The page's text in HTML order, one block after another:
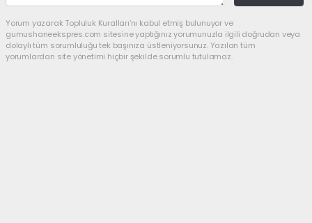
Yorum yazarak Topluluk Kuralları’nı kabul etmiş bulunuyor ve
gumushaneekspres.com sitesine yaptığınız yorumunuzla ilgili doğrudan veya
dolaylı tüm sorumluluğu tek başınıza üstleniyorsunuz. Yazılan tüm
yorumlardan site yönetimi hiçbir şekilde sorumlu tutulamaz.